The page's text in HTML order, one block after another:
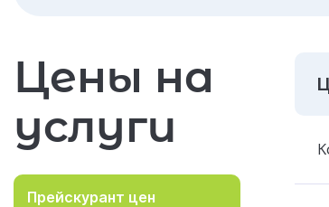
Цены на
услуги
Прейскурант цен